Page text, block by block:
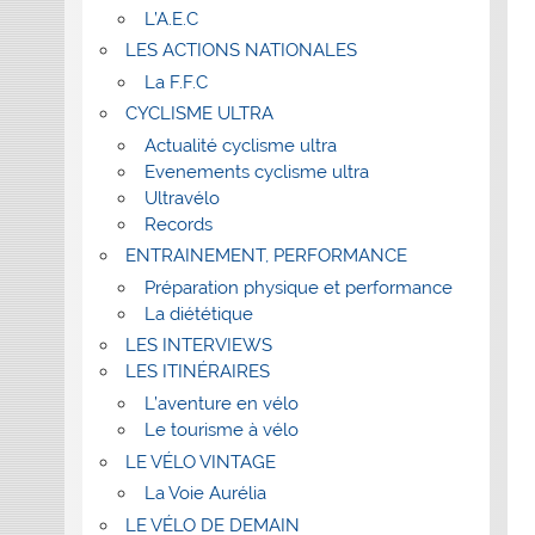
L’A.E.C
LES ACTIONS NATIONALES
La F.F.C
CYCLISME ULTRA
Actualité cyclisme ultra
Evenements cyclisme ultra
Ultravélo
Records
ENTRAINEMENT, PERFORMANCE
Préparation physique et performance
La diététique
LES INTERVIEWS
LES ITINÉRAIRES
L’aventure en vélo
Le tourisme à vélo
LE VÉLO VINTAGE
La Voie Aurélia
LE VÉLO DE DEMAIN